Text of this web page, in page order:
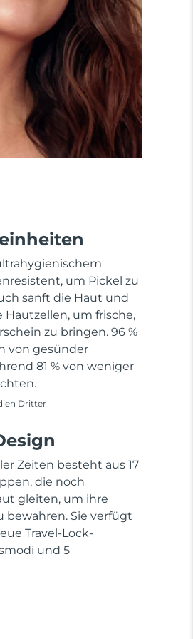
um Pickel zu
sanft die Haut und
um frische,
zu bringen. 96 %
von gesünder
81 % von weniger
Dritter
Zeiten besteht aus 17
die noch
gleiten, um ihre
bewahren. Sie verfügt
Travel-Lock-
und 5